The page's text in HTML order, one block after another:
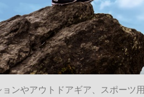
ンやアウトドアギア、スポーツ